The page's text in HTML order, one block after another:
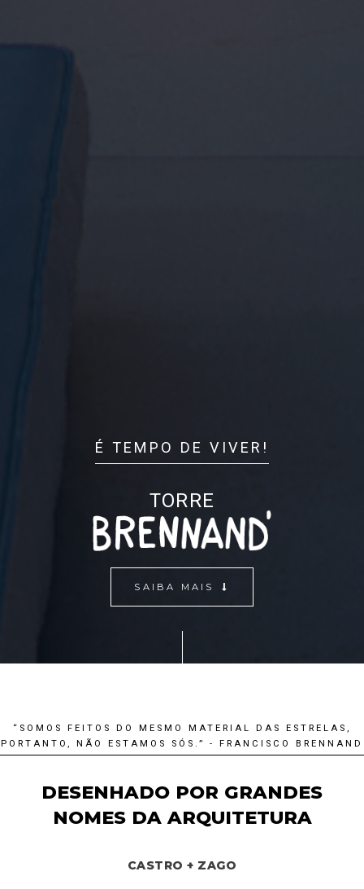
É TEMPO DE VIVER!
TORRE
SAIBA MAIS
“SOMOS FEITOS DO MESMO MATERIAL DAS ESTRELAS,
PORTANTO, NÃO ESTAMOS SÓS.” - FRANCISCO BRENNAND
DESENHADO POR GRANDES
NOMES DA ARQUITETURA
CASTRO + ZAGO